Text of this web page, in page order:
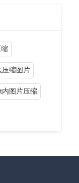
压缩图片
内图片压缩